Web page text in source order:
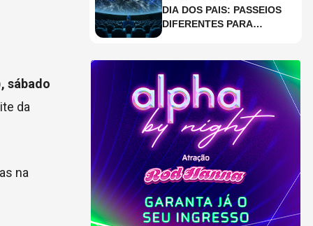
sábado
da
na
DIA DOS PAIS: PASSEIOS
DIFERENTES PARA